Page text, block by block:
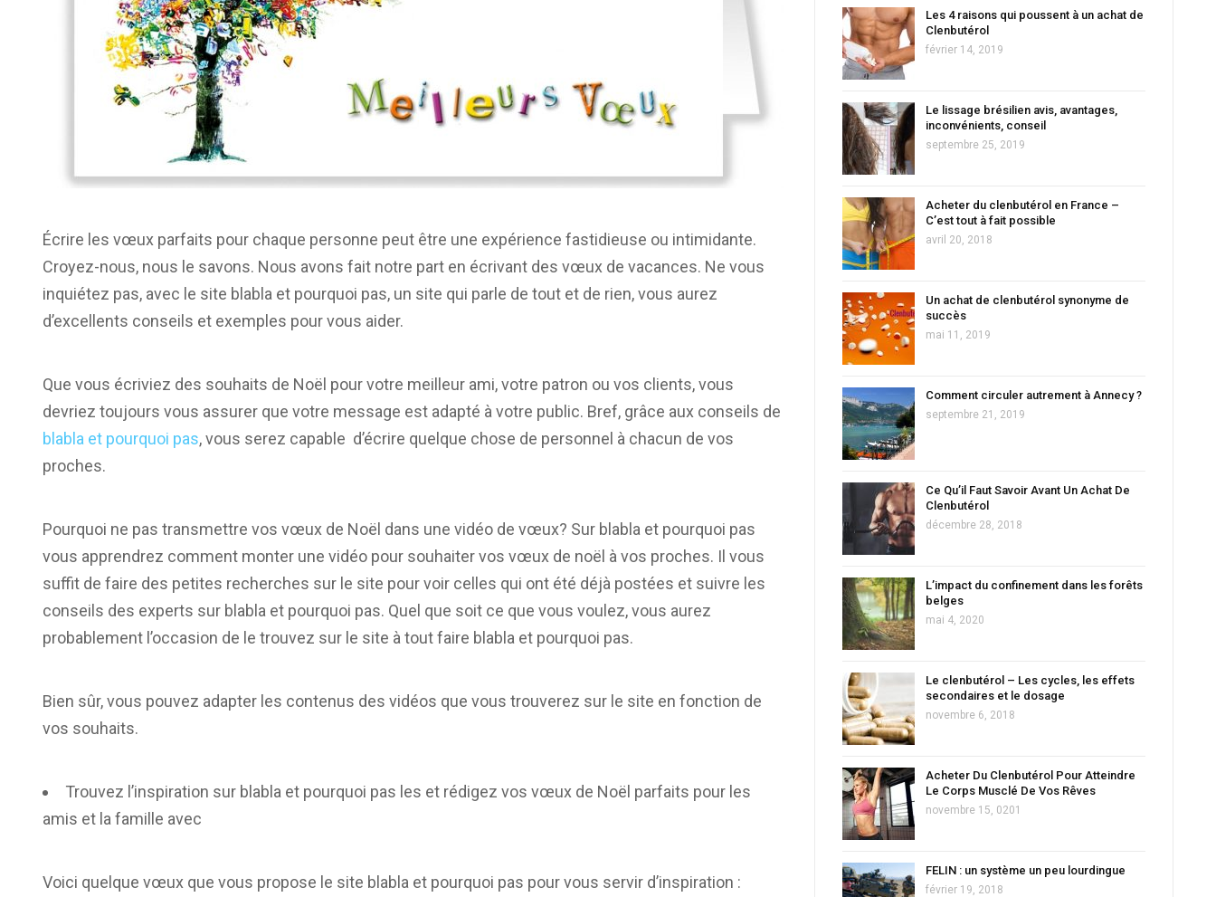
Écrire les vœux parfaits pour chaque personne peut être une expérience fastidieuse ou intimidante.
Croyez-nous, nous le savons. Nous avons fait notre part en écrivant des vœux de vacances. Ne vous
inquiétez pas, avec le site blabla et pourquoi pas, un site qui parle de tout et de rien, vous aurez
d’excellents conseils et exemples pour vous aider.
Que vous écriviez des souhaits de Noël pour votre meilleur ami, votre patron ou vos clients, vous
devriez toujours vous assurer que votre message est adapté à votre public. Bref, grâce aux conseils de
blabla et pourquoi pas, vous serez capable d’écrire quelque chose de personnel à chacun de vos
proches.
Pourquoi ne pas transmettre vos vœux de Noël dans une vidéo de vœux? Sur blabla et pourquoi pas
vous apprendrez comment monter une vidéo pour souhaiter vos vœux de noël à vos proches. Il vous
suffit de faire des petites recherches sur le site pour voir celles qui ont été déjà postées et suivre les
conseils des experts sur blabla et pourquoi pas. Quel que soit ce que vous voulez, vous aurez
probablement l’occasion de le trouvez sur le site à tout faire blabla et pourquoi pas.
Bien sûr, vous pouvez adapter les contenus des vidéos que vous trouverez sur le site en fonction de
vos souhaits.
Trouvez l’inspiration sur blabla et pourquoi pas les et rédigez vos vœux de Noël parfaits pour les
amis et la famille avec
Voici quelque vœux que vous propose le site blabla et pourquoi pas pour vous servir d’inspiration :
Les 4 raisons qui poussent à un achat de
Clenbutérol
février 14, 2019
Le lissage brésilien avis, avantages,
inconvénients, conseil
septembre 25, 2019
Acheter du clenbutérol en France –
C’est tout à fait possible
avril 20, 2018
Un achat de clenbutérol synonyme de
succès
mai 11, 2019
Comment circuler autrement à Annecy ?
septembre 21, 2019
Ce Qu’il Faut Savoir Avant Un Achat De
Clenbutérol
décembre 28, 2018
L’impact du confinement dans les forêts
belges
mai 4, 2020
Le clenbutérol – Les cycles, les effets
secondaires et le dosage
novembre 6, 2018
Acheter Du Clenbutérol Pour Atteindre
Le Corps Musclé De Vos Rêves
novembre 15, 0201
FELIN : un système un peu lourdingue
février 19, 2018